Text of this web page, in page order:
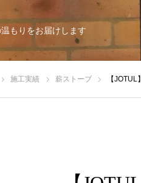
もりをお届けします
施工実績 薪ストーブ 【